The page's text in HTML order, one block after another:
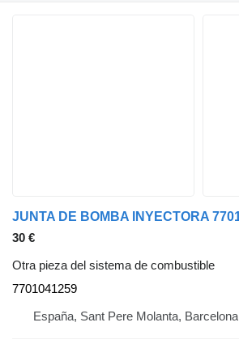
30 €
Otra pieza del sistema de combustible
7701041259
España, Sant Pere Molanta, Barcelona